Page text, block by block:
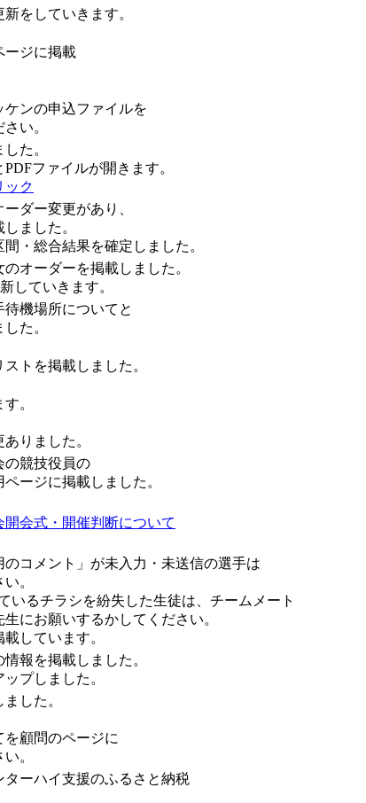
をしていきます。
ージに掲載
ンの申込ファイルを
い。
た。
ファイルが開きます。
ック
ダー変更があり、
ました。
・総合結果を確定しました。
オーダーを掲載しました。
していきます。
機場所についてと
た。
トを掲載しました。
。
りました。
の競技役員の
ージに掲載しました。
会式・開催判断について
コメント」が未入力・未送信の選手は
。
いるチラシを紛失した生徒は、チームメート
にお願いするかしてください。
しています。
報を掲載しました。
プしました。
した。
を顧問のページに
。
ターハイ支援のふるさと納税